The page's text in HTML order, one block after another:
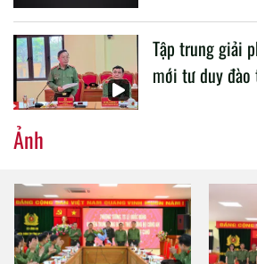
Tập trung giải
mới tư duy đào
Ảnh